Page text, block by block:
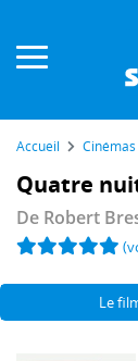
Accueil Cinémas
Quatre
De Robert
Le